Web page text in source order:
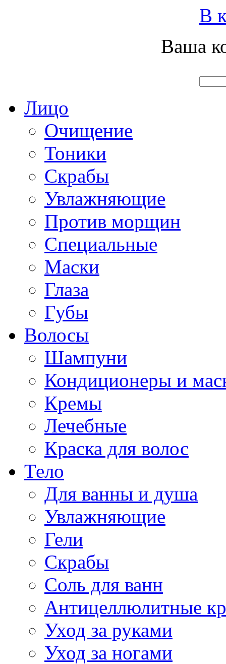
В
Ваша
Лицо
Очищение
Тоники
Скрабы
Увлажняющие
Против морщин
Специальные
Маски
Глаза
Губы
Волосы
Шампуни
Кондиционеры и
Кремы
Лечебные
Краска для волос
Тело
Для ванны и душа
Увлажняющие
Гели
Скрабы
Соль для ванн
Антицеллюлитные
Уход за руками
Уход за ногами